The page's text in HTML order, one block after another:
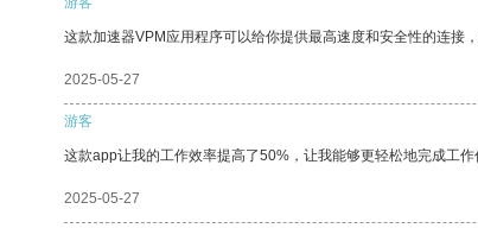
这款加速器VPM应用程序可以给你提供最高速度和安全性的连接
2025-05-27
游客
这款app让我的工作效率提高了50%，让我能够更轻松地完成工
2025-05-27